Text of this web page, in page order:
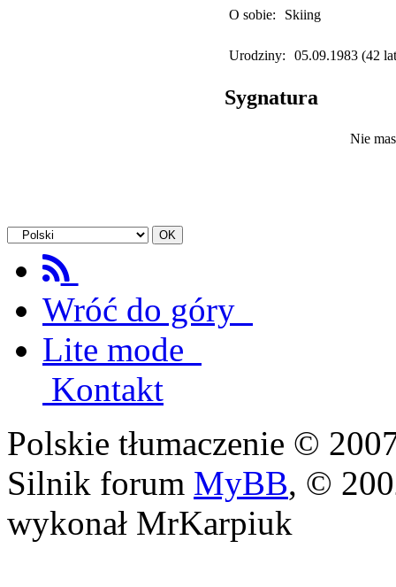
O sobie:
Skiing
Urodziny: 05.09.1983 (42
Sygnatura
Nie
Wróć do góry
Lite mode
Kontakt
Polskie tłumaczenie ©
Silnik forum MyBB, ©
wykonał MrKarpiuk